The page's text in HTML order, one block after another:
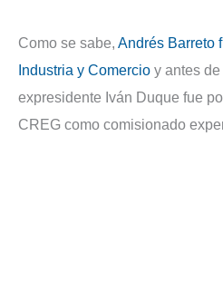
Como se sabe, Andrés Barreto
Industria y Comercio y antes de
expresidente Iván Duque fue
CREG como comisionado